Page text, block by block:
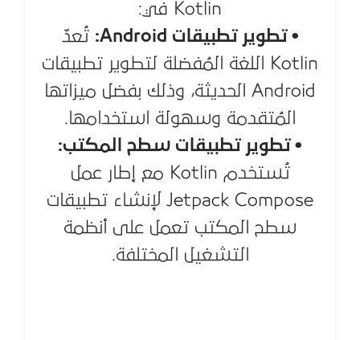
Kotlin في:
• تطوير تطبيقات Android:
تُعدّ
Kotlin اللغة المُفضلة لتطوير تطبيقات
Android الحديثة، وذلك بفضل ميزاتها
المُتقدمة وسهولة استخدامها.
• تطوير تطبيقات سطح المكتب:
تُستخدم Kotlin مع إطار عمل
Jetpack Compose لإنشاء تطبيقات
سطح المكتب تعمل على أنظمة
التشغيل المختلفة.